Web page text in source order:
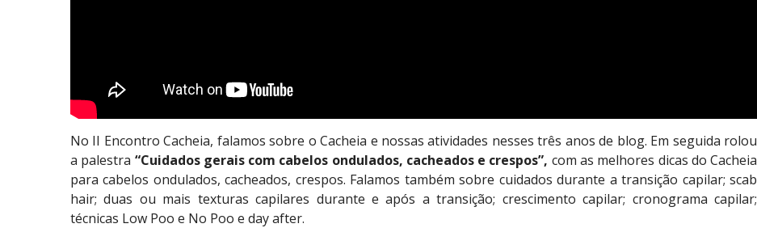
No II Encontro Cacheia, falamos sobre o Cacheia e nossas atividades nesses três anos de blog. Em seguida rolou
a palestra “Cuidados gerais com cabelos ondulados, cacheados e crespos”, com as melhores dicas do Cacheia
para cabelos ondulados, cacheados, crespos. Falamos também sobre cuidados durante a transição capilar; scab
hair; duas ou mais texturas capilares durante e após a transição; crescimento capilar; cronograma capilar;
técnicas Low Poo e No Poo e day after.